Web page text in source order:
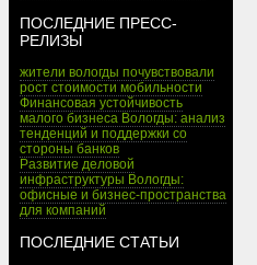
ПОСЛЕДНИЕ ПРЕСС-
РЕЛИЗЫ
жители вологды почувствовали
рост стоимости мобильности
Финансовая устойчивость
малого бизнеса Вологды: анализ
тенденций и поддержки со
стороны банков
Развитие деловой
инфраструктуры Вологды:
офисные и бизнес-пространства
для компаний
ПОСЛЕДНИЕ СТАТЬИ